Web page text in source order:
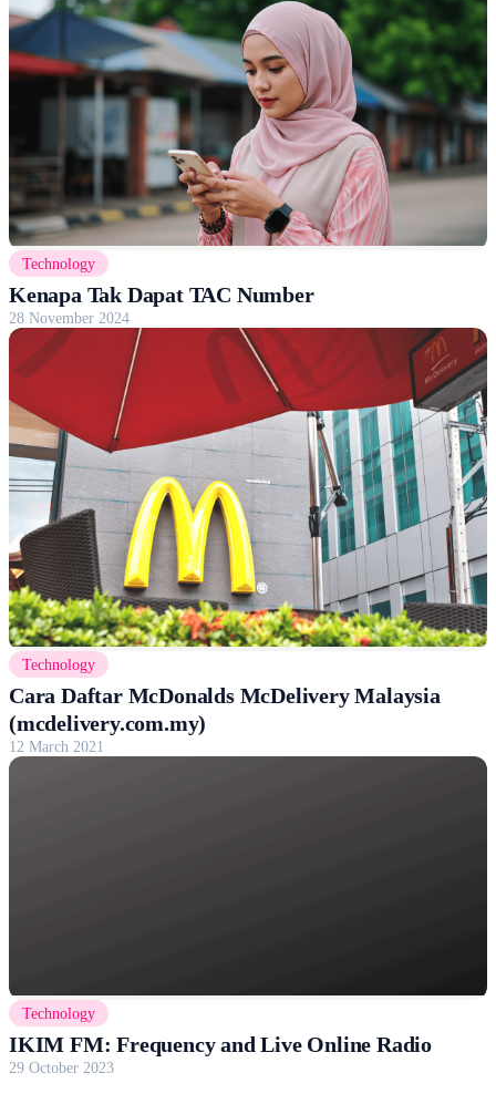
Technology
Kenapa Tak Dapat TAC Number
28 November 2024
Technology
Cara Daftar McDonalds McDelivery Malaysia
(mcdelivery.com.my)
12 March 2021
Technology
IKIM FM: Frequency and Live Online Radio
29 October 2023